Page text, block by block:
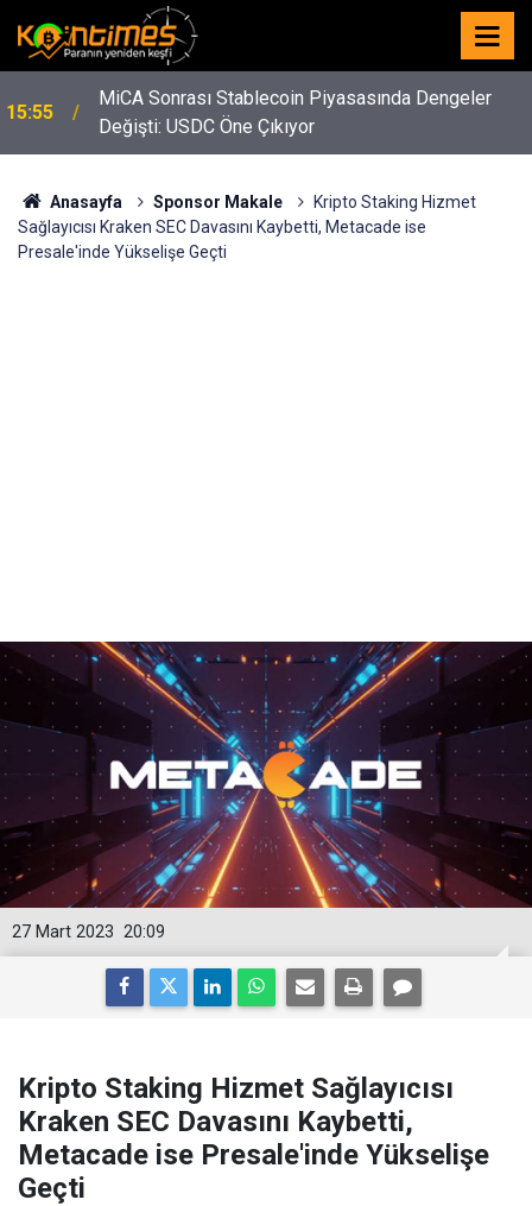
15:55
MiCA Sonrası Stablecoin Piyasasında Dengeler
Değişti: USDC Öne Çıkıyor
Anasayfa Sponsor Makale
Kripto Staking Hizmet
Sağlayıcısı Kraken SEC Davasını Kaybetti, Metacade ise
Presale'inde Yükselişe Geçti
20:09
27 Mart 2023
Kripto Staking Hizmet Sağlayıcısı
Kraken SEC Davasını Kaybetti,
Metacade ise Presale'inde Yükselişe
Geçti